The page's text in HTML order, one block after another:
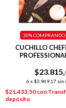
CUCHILLO
6 x $3.969,17 sin
30%COMPRANDO
$21.433,50con
depósito